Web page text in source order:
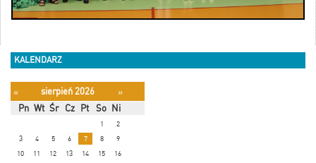
KALENDARZ
« sierpień 2026
»
Pn Wt Śr Cz Pt So Ni
1
2
3
4 5 6 7 8
9
10
11 12 13 14 15
16